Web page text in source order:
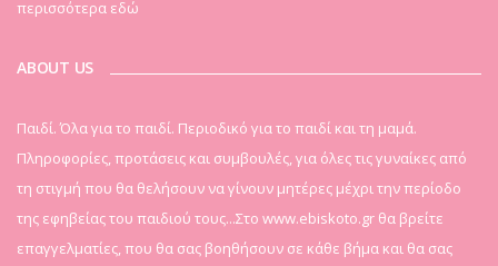
περισσότερα εδώ
ABOUT US
Παιδί. Όλα για το παιδί. Περιοδικό για το παιδί και τη μαμά.
Πληροφορίες, προτάσεις και συμβουλές, για όλες τις γυναίκες από
τη στιγμή που θα θελήσουν να γίνουν μητέρες μέχρι την περίοδο
της εφηβείας του παιδιού τους...Στο www.ebiskoto.gr θα βρείτε
επαγγελματίες, που θα σας βοηθήσουν σε κάθε βήμα και θα σας